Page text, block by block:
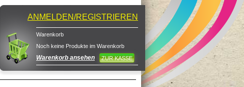
ANMELDEN/REGISTRIEREN
Warenkorb
Noch keine Produkte im Warenkorb
Warenkorb ansehen ZUR KASSE